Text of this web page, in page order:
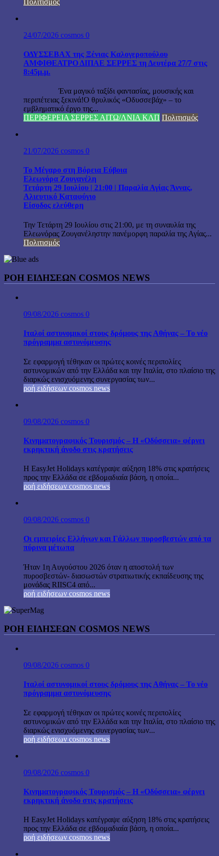
24/07/2026 cosmos 0
ΟΔΥΣΣΕΒΑΧ της Ξένιας Καλογεροπούλου
ΑΜΦΙΘΕΑΤΡΟ ΔΙΠΑΕ ΣΕΡΡΕΣ τη Δευτέρα 27/7 στις
8:45μ.μ.
Ένα μαγικό ταξίδι φαντασίας, μουσικής και
περιπέτειας ξεκινά!Ο θρυλικός «Οδυσσεβάχ» – το
εμβληματικό έργο της...
ΠΕΡΙΦΕΡΕΙΑ ΣΕΡΡΕΣ ΑΙΤΩ/ΛΝΙΑ ΚΛΠ Πολιτισμός
21/07/2026 cosmos 0
Το Μέγαρο στη Βόρεια Εύβοια
Ελεωνόρα Ζουγανέλη
Τετάρτη 29 Ιουλίου | 21:00 | Παραλία Αγίας Άννας,
Αλιευτικό Καταφύγιο
Είσοδος ελεύθερη
Την Τετάρτη 29 Ιουλίου στις 21:00, με τη συναυλία της
Ελεωνόρας Ζουγανέληστην πανέμορφη παραλία της Αγίας...
Πολιτισμός
ΡΟΗ ΕΙΔΗΣΕΩΝ COSMOS NEWS
09/08/2026 cosmos 0
Ιταλοί αστυνομικοί στους δρόμους της Αθήνας – Το νέο
πρόγραμμα αστυνόμευσης
Σε εφαρμογή τέθηκαν οι πρώτες κοινές περιπολίες
αστυνομικών από την Ελλάδα και την Ιταλία, στο πλαίσιο της
διαρκώς ενισχυόμενης συνεργασίας των...
ροή ειδήσεων cosmos news
09/08/2026 cosmos 0
Κινηματογραφικός Τουρισμός – Η «Οδύσσεια» φέρνει
εκρηκτική άνοδο στις κρατήσεις
Η EasyJet Holidays κατέγραψε αύξηση 18% στις κρατήσεις
προς την Ελλάδα σε εβδομαδιαία βάση, η οποία...
ροή ειδήσεων cosmos news
09/08/2026 cosmos 0
Οι εμπειρίες Ελλήνων και Γάλλων πυροσβεστών από τα
πύρινα μέτωπα
Ήταν 1η Αυγούστου 2026 όταν η αποστολή των
πυροσβεστών- διασωστών στρατιωτικής εκπαίδευσης της
μονάδας RIISC4 από...
ροή ειδήσεων cosmos news
ΡΟΉ ΕΙΔΉΣΕΩΝ COSMOS NEWS
09/08/2026 cosmos 0
Ιταλοί αστυνομικοί στους δρόμους της Αθήνας – Το νέο
πρόγραμμα αστυνόμευσης
Σε εφαρμογή τέθηκαν οι πρώτες κοινές περιπολίες
αστυνομικών από την Ελλάδα και την Ιταλία, στο πλαίσιο της
διαρκώς ενισχυόμενης συνεργασίας των...
ροή ειδήσεων cosmos news
09/08/2026 cosmos 0
Κινηματογραφικός Τουρισμός – Η «Οδύσσεια» φέρνει
εκρηκτική άνοδο στις κρατήσεις
Η EasyJet Holidays κατέγραψε αύξηση 18% στις κρατήσεις
προς την Ελλάδα σε εβδομαδιαία βάση, η οποία...
ροή ειδήσεων cosmos news